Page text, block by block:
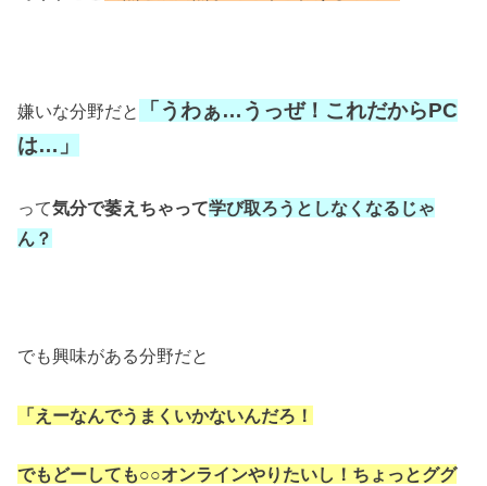
嫌いな分野だと
「うわぁ…うっぜ！これだからPC
は…」
って気分で萎えちゃって学び取ろうとしなくなるじゃ
ん？
でも興味がある分野だと
「えーなんでうまくいかないんだろ！
でもどーしても○○オンラインやりたいし！ ちょっとググ